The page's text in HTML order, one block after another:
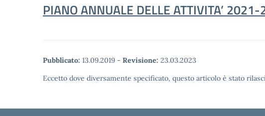
PIANO ANNUALE DELLE ATTIVITA’
Pubblicato: 13.09.2019 - Revisione: 23.03.2023
Eccetto dove diversamente specificato, questo articolo è stato